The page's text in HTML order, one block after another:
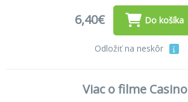
6,40€ Do košíka
Odložiť na neskôr
Viac o filme Casino